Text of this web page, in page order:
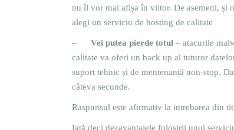
nu îl vor mai afișa în viitor. De asemeni, și
alegi un serviciu de hosting de calitate
– Vei putea pierde totul – atacurile
calitate va oferi un back up al tuturor
suport tehnic și de mentenanță non-stop.
câteva secunde.
Raspunsul este afirmativ la intrebarea din
Iată deci dezavantajele folosirii unui